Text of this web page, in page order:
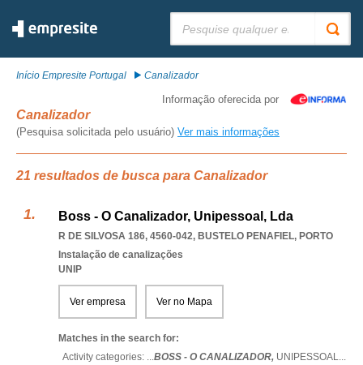
Início Empresite Portugal Canalizador
Informação oferecida por
Canalizador
(Pesquisa solicitada pelo usuário) Ver mais informações
21 resultados de busca para Canalizador
Boss - O Canalizador, Unipessoal, Lda
R DE SILVOSA 186, 4560-042, BUSTELO PENAFIEL, PORTO
Instalação de canalizações
UNIP
Ver empresa Ver no Mapa
Matches in the search for:
Activity categories: ...BOSS - O CANALIZADOR, UNIPESSOAL...